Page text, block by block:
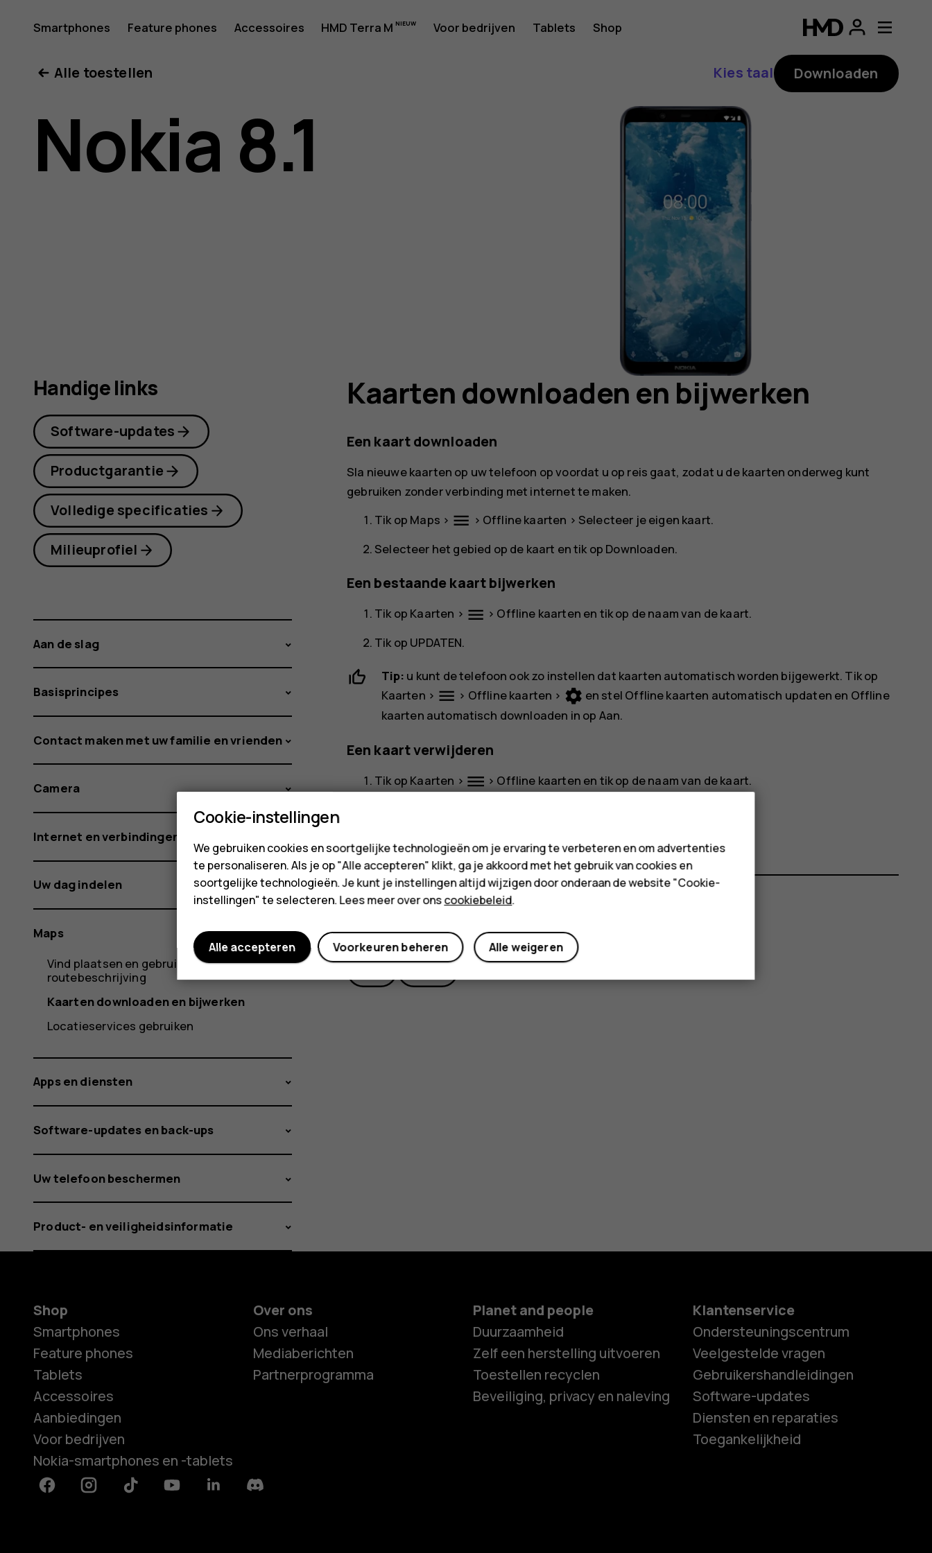
Gebruikershandleiding
voor
Nokia
Smartphones Feature phones Accessoires HMD Terra M Voor bedrijven Tablets Shop
Smartphones
Alle toestellen
Kies taal Downloaden
Nokia 8.1
Kaarten downloaden en bijwerken
Een kaart downloaden
Sla nieuwe kaarten op uw telefoon op voordat u op reis gaat, zodat u de kaarten onderweg kunt
gebruiken zonder verbinding met internet te maken.
Tik op Maps > menu > Offline kaarten > Selecteer je eigen kaart.
Selecteer het gebied op de kaart en tik op Downloaden.
Een bestaande kaart bijwerken
Tik op Kaarten > menu > Offline kaarten en tik op de naam van de kaart.
Tik op UPDATEN.
Tip: u kunt de telefoon ook zo instellen dat kaarten automatisch worden bijgewerkt. Tik op
Kaarten > menu > Offline kaarten > settings en stel Offline kaarten automatisch updaten en Offline
kaarten automatisch downloaden in op Aan.
Een kaart verwijderen
Tik op Kaarten > dehaze > Offline kaarten en tik op de naam van de kaart.
Was deze informatie nuttig?
Ja Nee
Handige links
Software-updates
Productgarantie
Volledige specificaties
Milieuprofiel
Aan de slag
Basisprincipes
Contact maken met uw familie en vrienden
Camera
Internet en verbindingen
Uw dag indelen
Maps
Vind plaatsen en gebruik een
routebeschrijving
Kaarten downloaden en bijwerken
Locatieservices gebruiken
Apps en diensten
Software-updates en back-ups
Uw telefoon beschermen
Product- en veiligheidsinformatie
Shop
Smartphones
Feature phones
Tablets
Accessoires
Aanbiedingen
Voor bedrijven
Nokia-smartphones en -tablets
Over ons
Ons verhaal
Mediaberichten
Partnerprogramma
Planet and people
Duurzaamheid
Zelf een herstelling uitvoeren
Toestellen recyclen
Beveiliging, privacy en naleving
Klantenservice
Ondersteuningscentrum
Veelgestelde vragen
Gebruikershandleidingen
Software-updates
Diensten en reparaties
Toegankelijkheid
FacebookInstagramTiktok YoutubeLinkedinDiscord
Cookie-instellingen
We gebruiken cookies en soortgelijke technologieën om je ervaring te verbeteren en om advertenties
te personaliseren. Als je op "Alle accepteren" klikt, ga je akkoord met het gebruik van cookies en
soortgelijke technologieën. Je kunt je instellingen altijd wijzigen door onderaan de website "Cookie-
instellingen" te selecteren. Lees meer over onscookiebeleid.
Alle weigeren
Voorkeuren beheren
Alle accepteren